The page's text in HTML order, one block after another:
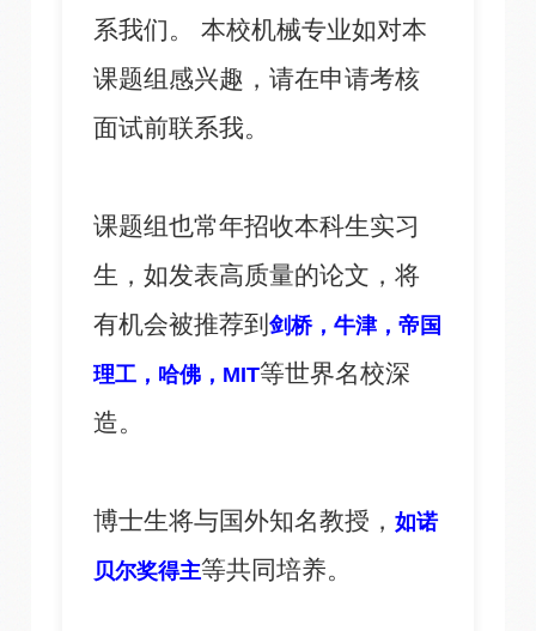
系我们。 本校机械专业如对本
课题组感兴趣，请在申请考核
面试前联系我。
课题组也常年招收本科生实习
生，如发表高质量的论文，将
有机会被推荐到剑桥，牛津，帝国
理工，哈佛，MIT等世界名校深
造。
博士生将与国外知名教授，如诺
贝尔奖得主等共同培养。